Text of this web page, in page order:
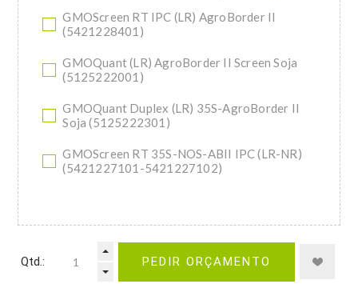
GMOScreen RT IPC (LR) AgroBorder II
(5421228401)
GMOQuant (LR) AgroBorder II Screen Soja
(5125222001)
GMOQuant Duplex (LR) 35S-AgroBorder II
Soja (5125222301)
GMOScreen RT 35S-NOS-ABII IPC (LR-NR)
(5421227101-5421227102)
Qtd.: PEDIR ORÇAMENTO